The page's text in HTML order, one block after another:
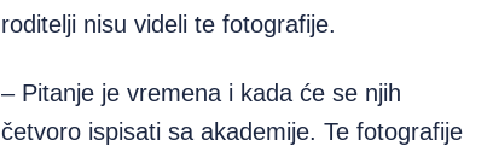
roditelji nisu videli te fotografije.
– Pitanje je vremena i kada će se njih
četvoro ispisati sa akademije. Te fotografije